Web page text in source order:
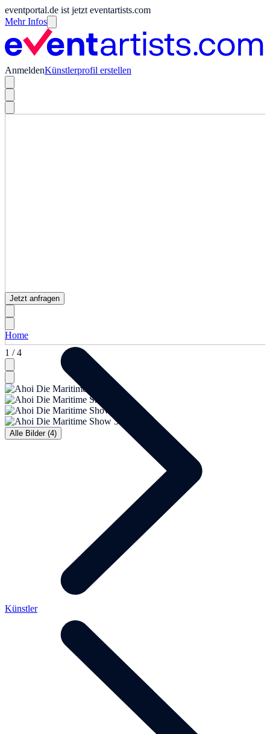
eventportal.de ist jetzt eventartists.com
Mehr Infos
AnmeldenKünstlerprofil erstellen
1 / 4
Alle Bilder (4)
Jetzt anfragen
Home
Künstler